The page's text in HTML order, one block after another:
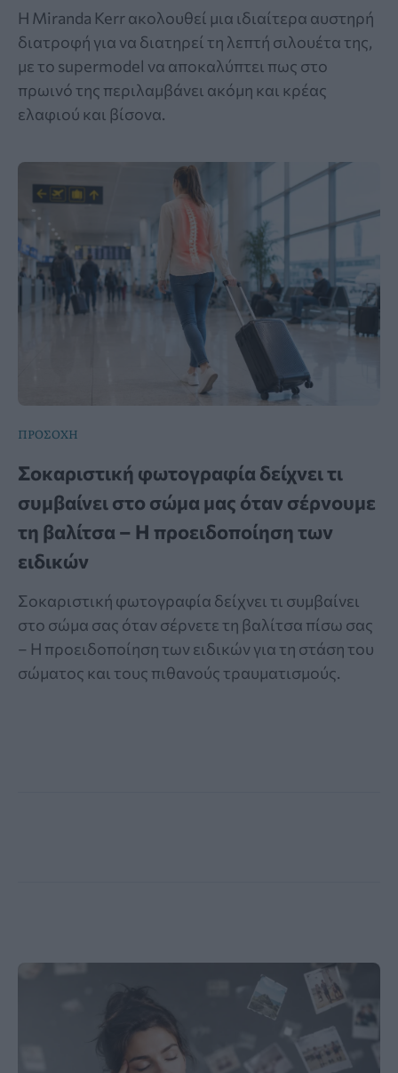
Η Miranda Kerr ακολουθεί μια ιδιαίτερα αυστηρή
διατροφή για να διατηρεί τη λεπτή σιλουέτα της,
με το supermodel να αποκαλύπτει πως στο
πρωινό της περιλαμβάνει ακόμη και κρέας
ελαφιού και βίσονα.
ΠΡΟΣΟΧΗ
Σοκαριστική φωτογραφία δείχνει τι
συμβαίνει στο σώμα μας όταν σέρνουμε
τη βαλίτσα – Η προειδοποίηση των
ειδικών
Σοκαριστική φωτογραφία δείχνει τι συμβαίνει
στο σώμα σας όταν σέρνετε τη βαλίτσα πίσω σας
– Η προειδοποίηση των ειδικών για τη στάση του
σώματος και τους πιθανούς τραυματισμούς.